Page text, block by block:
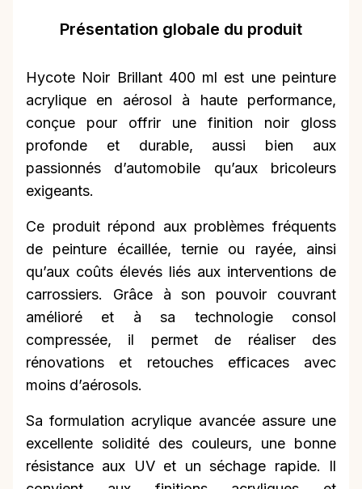
Présentation globale du produit
Hycote Noir Brillant 400 ml est une peinture
acrylique en aérosol à haute performance,
conçue pour offrir une finition noir gloss
profonde et durable, aussi bien aux
passionnés d’automobile qu’aux bricoleurs
exigeants.
Ce produit répond aux problèmes fréquents
de peinture écaillée, ternie ou rayée, ainsi
qu’aux coûts élevés liés aux interventions de
carrossiers. Grâce à son pouvoir couvrant
amélioré et à sa technologie consol
compressée, il permet de réaliser des
rénovations et retouches efficaces avec
moins d’aérosols.
Sa formulation acrylique avancée assure une
excellente solidité des couleurs, une bonne
résistance aux UV et un séchage rapide. Il